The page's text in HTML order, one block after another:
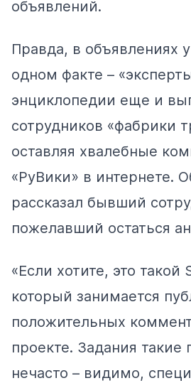
объявлений.
Правда, в объявлениях
одном факте –
энциклопедии еще и
сотрудников «фабрики
оставляя хвалебные
«РуВики» в интернете.
рассказал бывший
пожелавший остаться
«Если хотите, это такой
который занимается
положительных
проекте. Задания такие
нечасто – видимо,